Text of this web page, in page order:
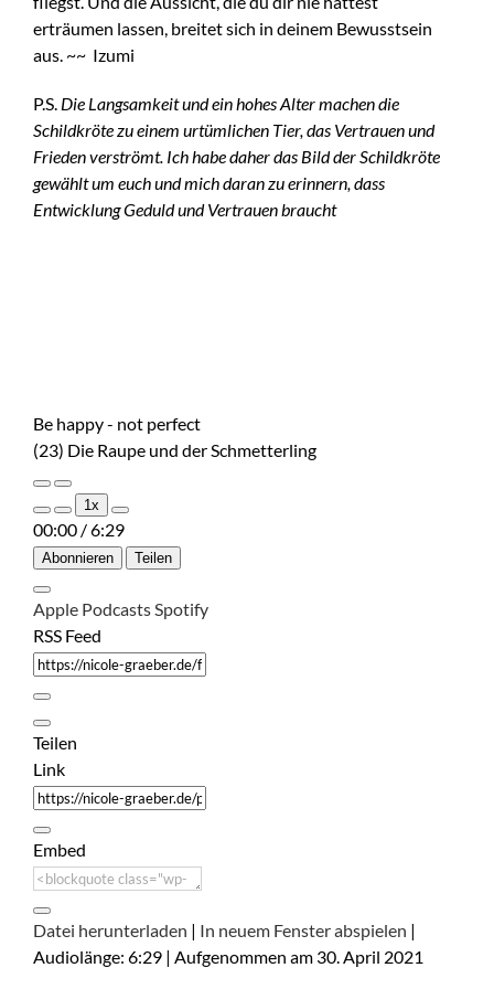
erträumen lassen, breitet sich in deinem Bewusstsein
aus. ~~ Izumi
P.S. Die Langsamkeit und ein hohes Alter machen die
Schildkröte zu einem urtümlichen Tier, das Vertrauen und
Frieden verströmt. Ich habe daher das Bild der Schildkröte
gewählt um euch und mich daran zu erinnern, dass
Entwicklung Geduld und Vertrauen braucht
Be happy - not perfect
(23) Die Raupe und der Schmetterling
Play
Episode
Pause
Episode
1x
00:00 /6:29
Abonnieren Teilen
Apple PodcastsSpotify
RSS Feed
Teilen
Link
Embed
Datei herunterladen | In neuem Fenster abspielen |
Audiolänge: 6:29 | Aufgenommen am 30. April 2021